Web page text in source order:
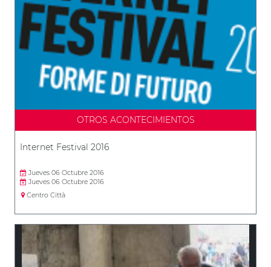
OTROS ACONTECIMIENTOS
Internet Festival 2016
Jueves 06 Octubre 2016
Jueves 06 Octubre 2016
Centro Città